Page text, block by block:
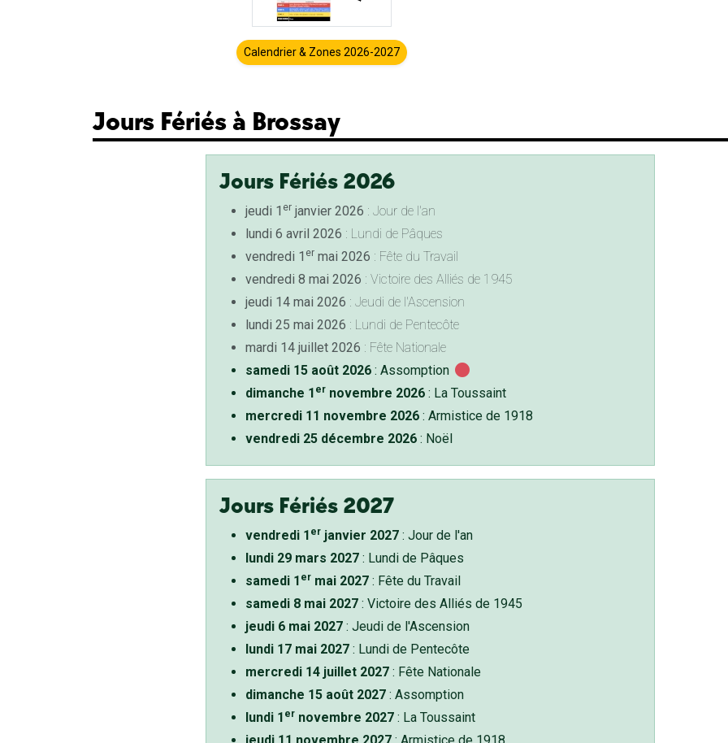
Calendrier & Zones 2026-2027
Jours Fériés à Brossay
Jours Fériés 2026
jeudi 1 erjanvier 2026 : Jour de l'an
lundi 6 avril 2026 : Lundi de Pâques
vendredi 1 ermai 2026 : Fête du Travail
vendredi 8 mai 2026 : Victoire des Alliés de 1945
jeudi 14 mai 2026 : Jeudi de l'Ascension
lundi 25 mai 2026 : Lundi de Pentecôte
mardi 14 juillet 2026 : Fête Nationale
samedi 15 août 2026: Assomption
dimanche 1 ernovembre 2026: La Toussaint
mercredi 11 novembre 2026: Armistice de 1918
vendredi 25 décembre 2026: Noël
Jours Fériés 2027
vendredi 1 erjanvier 2027: Jour de l'an
lundi 29 mars 2027: Lundi de Pâques
samedi 1 ermai 2027: Fête du Travail
samedi 8 mai 2027: Victoire des Alliés de 1945
jeudi 6 mai 2027: Jeudi de l'Ascension
lundi 17 mai 2027: Lundi de Pentecôte
mercredi 14 juillet 2027: Fête Nationale
dimanche 15 août 2027: Assomption
lundi 1 ernovembre 2027: La Toussaint
jeudi 11 novembre 2027: Armistice de 1918